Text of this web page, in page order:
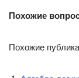
Похожие
Похожие